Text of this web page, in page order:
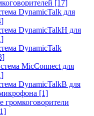
[17]
DynamicTalk для
DynamicTalkH для
DynamicTalk
MicConnect для
DynamicTalkB для
[1]
громкоговорители